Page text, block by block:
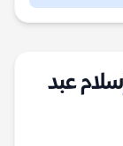
عبد